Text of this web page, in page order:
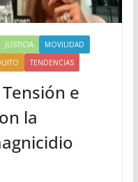
JUSTICIA
MOVILIDAD
TENDENCIAS
e
la